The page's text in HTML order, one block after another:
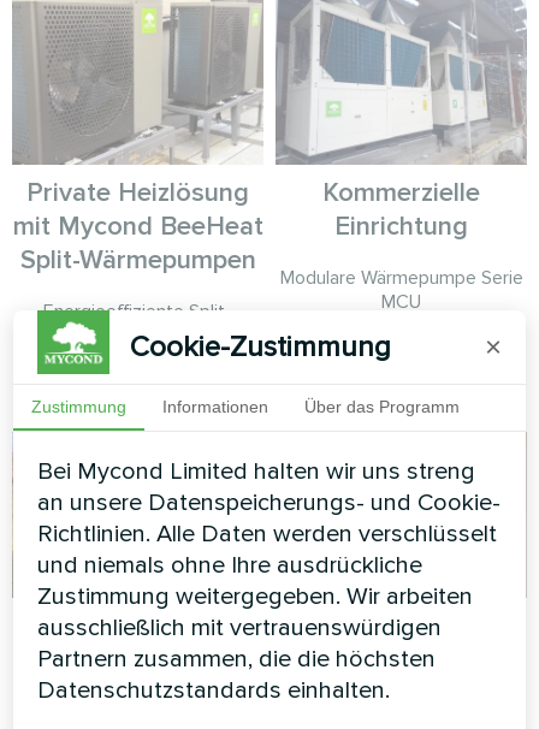
Private Heizlösung
mit Mycond BeeHeat
Split-Wärmepumpen
Energieeffiziente Split-
Wärmepumpenlösung für ein
privates Zuhause mit der
Kommerzielle
Einrichtung
Modulare Wärmepumpe Serie
MCU
Privathaus
Wärmepumpe Typ Monoblock
Serie BeeEco MHCM 18 SU3A
Villa mit Mycond
Split Wärmepumpen
BeeHeat MHS-
Cookie-Zustimmung ×
Zustimmung Informationen Über das Programm
Bei Mycond Limited halten wir uns streng
an unsere Datenspeicherungs- und Cookie-
Richtlinien. Alle Daten werden verschlüsselt
und niemals ohne Ihre ausdrückliche
Zustimmung weitergegeben. Wir arbeiten
ausschließlich mit vertrauenswürdigen
Partnern zusammen, die die höchsten
Datenschutzstandards einhalten.